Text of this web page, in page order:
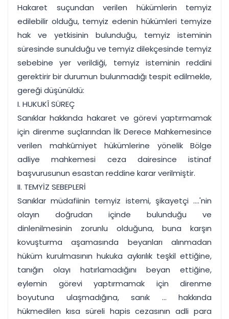
Hakaret suçundan verilen hükümlerin temyiz
edilebilir olduğu, temyiz edenin hükümleri temyize
hak ve yetkisinin bulunduğu, temyiz isteminin
süresinde sunulduğu ve temyiz dilekçesinde temyiz
sebebine yer verildiği, temyiz isteminin reddini
gerektirir bir durumun bulunmadığı tespit edilmekle,
gereği düşünüldü:
I. HUKUKÎ SÜREÇ
Sanıklar hakkında hakaret ve görevi yaptırmamak
için direnme suçlarından İlk Derece Mahkemesince
verilen mahkûmiyet hükümlerine yönelik Bölge
adliye mahkemesi ceza dairesince istinaf
başvurusunun esastan reddine karar verilmiştir.
II. TEMYİZ SEBEPLERİ
Sanıklar müdafiinin temyiz istemi, şikayetçi ....'nin
olayın doğrudan içinde bulunduğu ve
dinlenilmesinin zorunlu olduğuna, buna karşın
kovuşturma aşamasında beyanları alınmadan
hüküm kurulmasının hukuka aykırılık teşkil ettiğine,
tanığın olayı hatırlamadığını beyan ettiğine,
eylemin görevi yaptırmamak için direnme
boyutuna ulaşmadığına, sanık ... hakkında
hükmedilen kısa süreli hapis cezasının adli para